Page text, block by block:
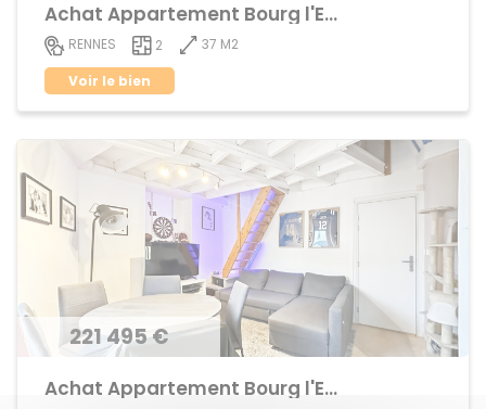
Achat Appartement Bourg l'Evêque
RENNES 2
37 M2
Voir le bien
221 495 €
Achat Appartement Bourg l'Evêque,centre ville